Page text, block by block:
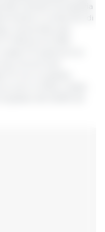
tramite tomografia
il contenuto di
ha portato alla
inferiore al 26%,
F3 superiore al
comuni suini
con un grasso
puri; e infine, classe
del 62,6% da